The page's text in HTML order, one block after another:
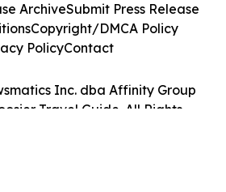
Inc. dba Affinity Group
Travel Guide. All Rights
ArchiveSubmit Press Release
Copyright/DMCA Policy
PolicyContact